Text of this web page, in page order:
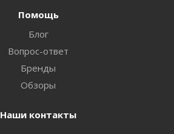
Помощь
Блог
Вопрос-ответ
Бренды
Обзоры
Наши контакты